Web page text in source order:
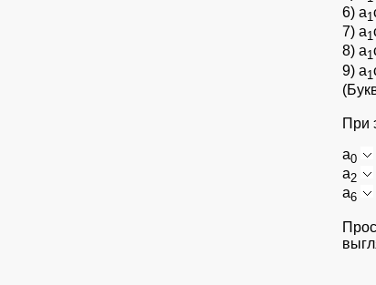
6) а1
7) а1
8) а1
9) а1
При
а0
а2
а6